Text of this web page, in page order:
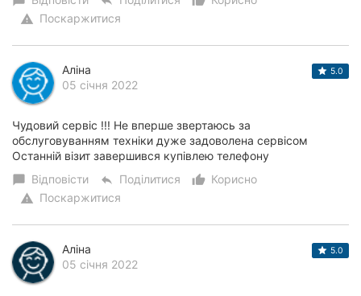
warning Поскаржитися
Аліна
05 січня 2022
5.0
Чудовий сервіс !!! Не вперше звертаюсь за
обслуговуванням техніки дуже задоволена сервісом
Останній візит завершився купівлею телефону
chat_bubble Відповісти reply Поділитися thumb_up_alt
Корисно
warning Поскаржитися
Аліна
05 січня 2022
5.0